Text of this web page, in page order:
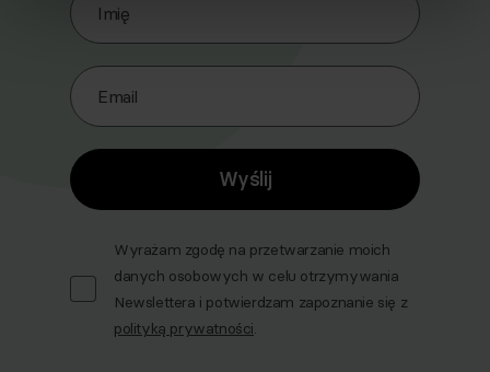
Imię
Email
Wyślij
Wyrażam zgodę na przetwarzanie moich
danych osobowych w celu otrzymywania
Newslettera i potwierdzam zapoznanie się z
polityką prywatności.